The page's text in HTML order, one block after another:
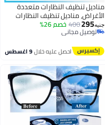
مناديل تنظيف النظارات متعددة
الأغراض، مناديل تنظيف النظارات
متعددة الأغراض، مناديل تنظيف
النظارات 200، سميكة للغاية، مبللة
بشكل فردي، لجميع أنواع النظارات
والشاشات الإلكترونية لإزالة الغبار
وإزالة آثار الشحوم
جنيه295
400 خصم 26%
توصيل مجاني
احصل عليه خلال9 اغسطس